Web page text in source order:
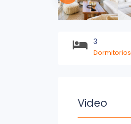
3
Dormitorios
Video